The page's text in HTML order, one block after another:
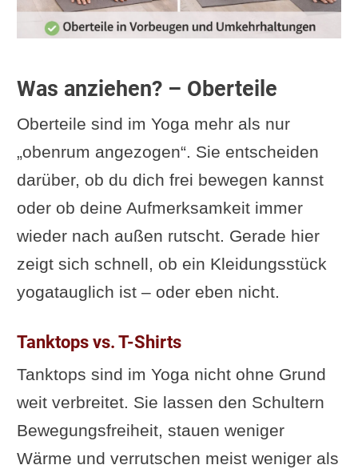
Was anziehen? – Oberteile
Oberteile sind im Yoga mehr als nur
„obenrum angezogen“. Sie entscheiden
darüber, ob du dich frei bewegen kannst
oder ob deine Aufmerksamkeit immer
wieder nach außen rutscht. Gerade hier
zeigt sich schnell, ob ein Kleidungsstück
yogatauglich ist – oder eben nicht.
Tanktops vs. T-Shirts
Tanktops sind im Yoga nicht ohne Grund
weit verbreitet. Sie lassen den Schultern
Bewegungsfreiheit, stauen weniger
Wärme und verrutschen meist weniger als